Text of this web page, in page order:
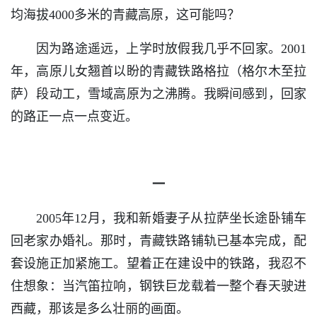
均海拔4000多米的青藏高原，这可能吗？
因为路途遥远，上学时放假我几乎不回家。2001
年，高原儿女翘首以盼的青藏铁路格拉（格尔木至拉
萨）段动工，雪域高原为之沸腾。我瞬间感到，回家
的路正一点一点变近。
一
2005年12月，我和新婚妻子从拉萨坐长途卧铺车
回老家办婚礼。那时，青藏铁路铺轨已基本完成，配
套设施正加紧施工。望着正在建设中的铁路，我忍不
住想象：当汽笛拉响，钢铁巨龙载着一整个春天驶进
西藏，那该是多么壮丽的画面。